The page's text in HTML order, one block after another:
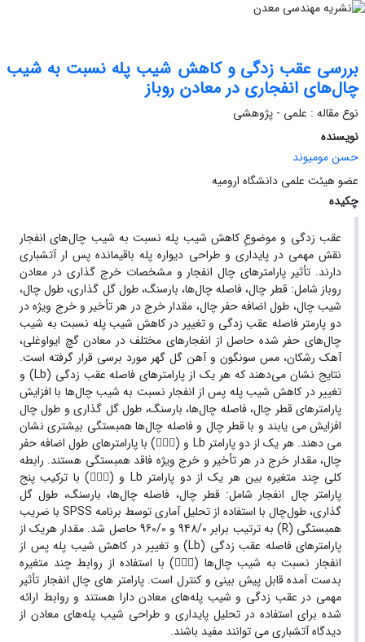
بررسی عقب زدگی و کاهش شیب پله نسبت به شیب
چال‌های انفجاری در معادن روباز
نوع مقاله : علمی - پژوهشی
نویسنده
حسن مومیوند
عضو هیئت علمی دانشگاه ارومیه
چکیده
عقب زدگی و موضوعِ کاهش شیب پله نسبت به شیب چال‌های انفجار
نقش مهمی در پایداری و طراحی دیواره پله باقیمانده پس ار آتشباری
دارند. تأثیر پارامترهای چال انفجار و مشخصات خرج گذاری در معادن
روباز شامل: قطر چال، فاصله چال‌ها، بارسنگ، طول گل گذاری، طول چال،
شیب چال، طول اضافه حفر چال، مقدار خرج در هر تأخیر و خرج ویژه در
دو پارمتر فاصله عقب زدگی و تغییر در کاهش شیب پله نسبت به شیب
چال‌های حفر شده حاصل از انفجارهای مختلف در معادن گچ ایواوغلی،
آهک رشکان، مس سونگون و آهن گل گهر مورد برسی قرار گرفته است.
نتایج نشان می‌دهند که هر یک از پارامترهای فاصله عقب زدگی (Lb) و
تغییر در کاهش شیب پله پس از انفجار نسبت به شیب چال‌ها با افزایش
پارامترهای قطر چال، فاصله چال‌ها، بارسنگ، طول گل گذاری و طول چال
افزایش می یابند و با قطر چال و فاصله چال‌ها همبستگی بیشتری نشان
می دهند. هر یک از دو پارامتر Lb و () با پارامترهای طول اضافه حفر
چال، مقدار خرج در هر تأخیر و خرج ویژه فاقد همبستگی هستند. رابطه
کلی چند متغیره بین هر یک از دو پارامتر Lb و () با ترکیب پنج
پارامتر چال انفجار شامل: قطر چال، فاصله چال‌ها، بارسنگ، طول گل
گذاری، طول‌چال با استفاده از تحلیل آماری توسط برنامه SPSS با ضریب
همبستگی (R) به ترتیب برابر 948/0 و 960/0 حاصل شد. مقدار هریک از
پارامترهای فاصله عقب زدگی (Lb) و تغییر در کاهش شیب پله پس از
انفجار نسبت به شیب چال‌ها () با استفاده از روابط چند متغیره
بدست آمده قابل پیش بینی و کنترل است. پارامتر های چال انفجار تأثیر
مهمی در عقب زدگی و شیب پله‌های معادن دارا هستند و روابط ارائه
شده برای استفاده در تحلیل پایداری و طراحی شیب پله‌های معادن از
دیدگاه آتشباری می توانند مفید باشند.